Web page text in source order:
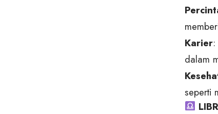
Karier
dalam
seperti